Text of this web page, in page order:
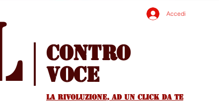
Accedi
Contro
voce
La rivoluzione, ad un Click da te